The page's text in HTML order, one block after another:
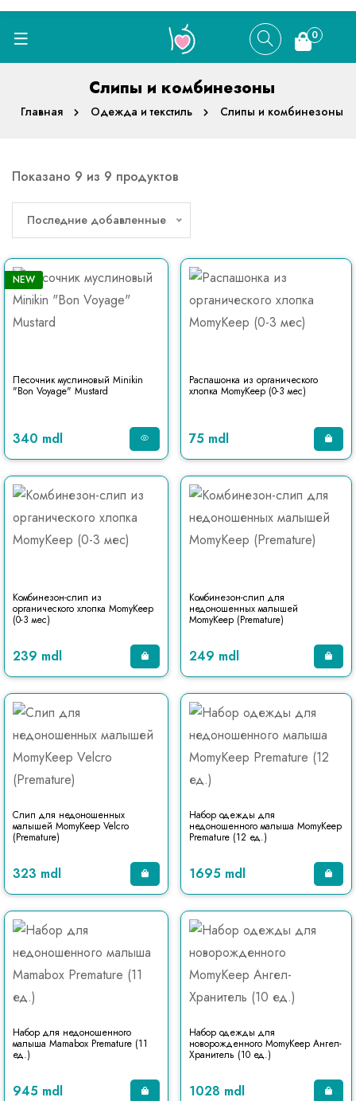
0
Слипы и комбинезоны
Главная Одежда и текстиль Слипы и комбинезоны
Показано 9 из 9 продуктов
Последние добавленные
NEW
Песочник муслиновый Minikin
"Bon Voyage" Mustard
340 mdl
Распашонка из органического
хлопка MomyKeep (0-3 мес)
75 mdl
Комбинезон-слип из
органического хлопка MomyKeep
(0-3 мес)
239 mdl
Комбинезон-слип для
недоношенных малышей
MomyKeep (Premature)
249 mdl
Слип для недоношенных
малышей MomyKeep Velcro
(Premature)
323 mdl
Набор одежды для
недоношенного малыша MomyKeep
Premature (12 ед.)
1695 mdl
Набор для недоношенного
малыша Mamabox Premature (11
ед.)
945 mdl
Набор одежды для
новорожденного MomyKeep Ангел-
Хранитель (10 ед.)
1028 mdl